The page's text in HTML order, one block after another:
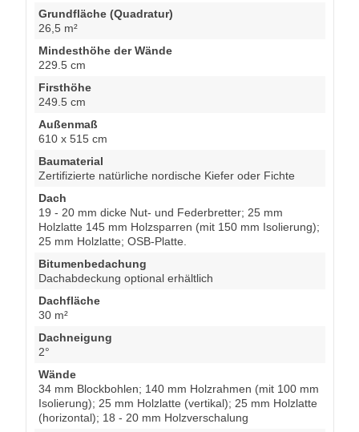
Grundfläche (Quadratur)
26,5 m²
Mindesthöhe der Wände
229.5 cm
Firsthöhe
249.5 cm
Außenmaß
610 x 515 cm
Baumaterial
Zertifizierte natürliche nordische Kiefer oder Fichte
Dach
19 - 20 mm dicke Nut- und Federbretter; 25 mm
Holzlatte 145 mm Holzsparren (mit 150 mm Isolierung);
25 mm Holzlatte; OSB-Platte.
Bitumenbedachung
Dachabdeckung optional erhältlich
Dachfläche
30 m²
Dachneigung
2°
Wände
34 mm Blockbohlen; 140 mm Holzrahmen (mit 100 mm
Isolierung); 25 mm Holzlatte (vertikal); 25 mm Holzlatte
(horizontal); 18 - 20 mm Holzverschalung